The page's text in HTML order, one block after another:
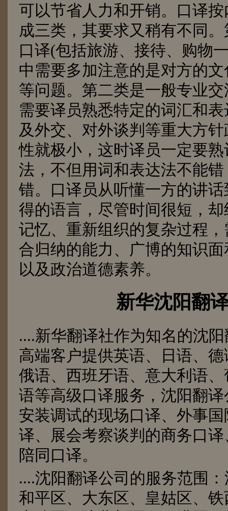
可以节省人力和开销。口译
成三类，其要求又稍有不同
口译(包括旅游、接待、购物
中需要多加注意的是对方的
等问题。第二类是一般专业
需要译员熟悉特定的词汇和
及外交、对外谈判等重大方
性就极小，这时译员一定要
法，不但用词和表达法不能
错。口译员从听懂一方的讲
得的语言，尽管时间很短，
记忆、重新组织的复杂过程
合归纳的能力、广博的知识
以及政治道德素养。
新华沈阳翻
....新华翻译社作为知名的沈
高端客户提供英语、日语、
俄语、西班牙语、意大利语
语等高级口译服务，沈阳翻
安装调试的现场口译、外事
译、展会考察谈判的商务口
陪同口译。
....沈阳翻译公司的服务范围
和平区、大东区、皇姑区、